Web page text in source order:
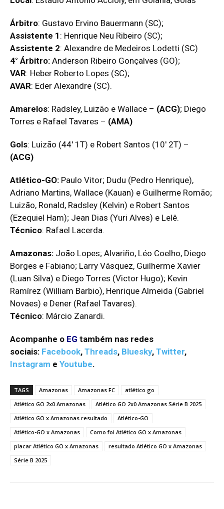
Foto: Isabela Azine / EG
Foto: Isabela Azine / EG
Árbitro: Gustavo Ervino Bauermann (SC);
Assistente 1 : Henrique Neu Ribeiro (SC);
Assistente 2: Alexandre de Medeiros Lodetti (SC)
4° Árbitro: Anderson Ribeiro Gonçalves (GO);
VAR: Heber Roberto Lopes (SC);
AVAR: Eder Alexandre (SC).
Amarelos: Radsley, Luizão e Wallace – (ACG); Diego
Torres e Rafael Tavares – (AMA)
Gols: Luizão (44′ 1T) e Robert Santos (10′ 2T) –
(ACG)
Atlético-GO: Paulo Vitor; Dudu (Pedro Henrique),
Adriano Martins, Wallace (Kauan) e Guilherme Romão;
Luizão, Ronald, Radsley (Kelvin) e Robert Santos
(Ezequiel Ham); Jean Dias (Yuri Alves) e Lelê.
Técnico: Rafael Lacerda.
Amazonas: João Lopes; Alvariño, Léo Coelho, Diego
Borges e Fabiano; Larry Vásquez, Guilherme Xavier
(Luan Silva) e Diego Torres (Victor Hugo); Kevin
Ramírez (William Barbio), Henrique Almeida (Gabriel
Novaes) e Dener (Rafael Tavares).
Técnico: Márcio Zanardi.
Acompanhe o EG também nas redes
sociais: Facebook, Threads, Bluesky, Twitter,
Instagram e Youtube.
TAGS Amazonas Amazonas FC
atlético go
Atlético GO 2x0 Amazonas
Atlético GO 2x0 Amazonas Série B 2025
Atlético GO x Amazonas resultado
Atlético-GO
Atlético-GO x Amazonas
Como foi Atlético GO x Amazonas
placar Atlético GO x Amazonas
resultado Atlético GO x Amazonas
Série B 2025